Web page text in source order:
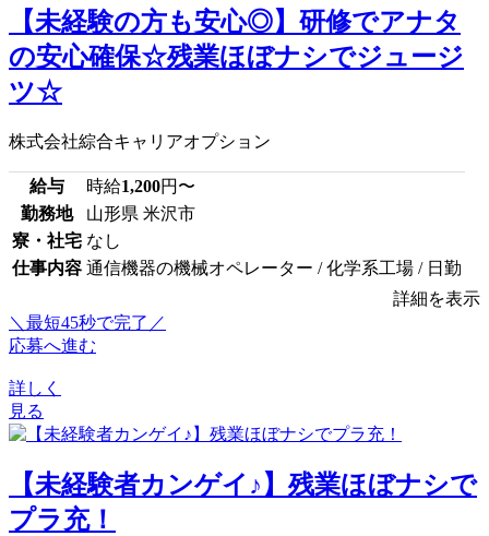
【未経験の方も安心◎】研修でアナタ
の安心確保☆残業ほぼナシでジュージ
ツ☆
株式会社綜合キャリアオプション
給与 時給1,200円〜
勤務地
山形県 米沢市
寮・社宅 なし
仕事内容 通信機器の機械オペレーター / 化学系工場 / 日勤
詳細を表示
＼最短45秒で完了／
応募へ進む
詳しく
見る
【未経験者カンゲイ♪】残業ほぼナシで
プラ充！